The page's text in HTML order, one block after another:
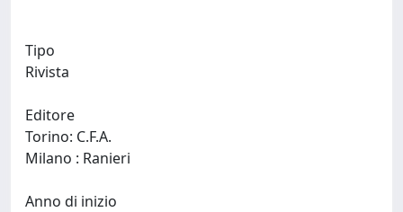
Tipo
Rivista
Editore
Torino: C.F.A.
Anno di inizio